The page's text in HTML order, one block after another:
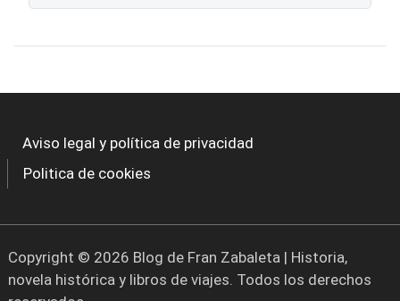
Aviso legal y política de privacidad
Politica de cookies
Copyright © 2026 Blog de Fran Zabaleta | Historia,
novela histórica y libros de viajes. Todos los derechos